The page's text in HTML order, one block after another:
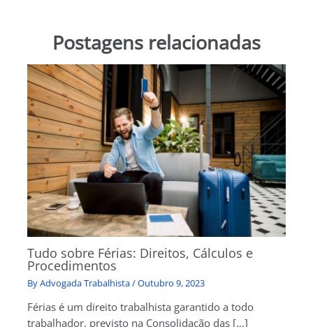
Postagens relacionadas
Tudo sobre Férias: Direitos, Cálculos e
Procedimentos
ByAdvogada Trabalhista/Outubro 9, 2023
Férias é um direito trabalhista garantido a todo
trabalhador, previsto na Consolidação das […]